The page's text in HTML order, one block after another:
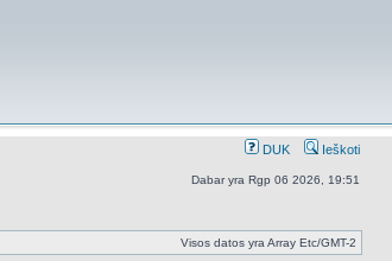
DUK Ieškoti
Dabar yra Rgp 06 2026, 19:51
Visos datos yra Array Etc/GMT-2